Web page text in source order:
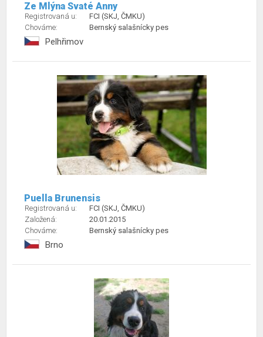
Ze Mlýna Svaté Anny
Registrovaná u:
FCI (SKJ, ČMKU)
Chováme:
Bernský salašnícky pes
Pelhřimov
Puella Brunensis
Registrovaná u:
FCI (SKJ, ČMKU)
Založená:
20.01.2015
Chováme:
Bernský salašnícky pes
Brno